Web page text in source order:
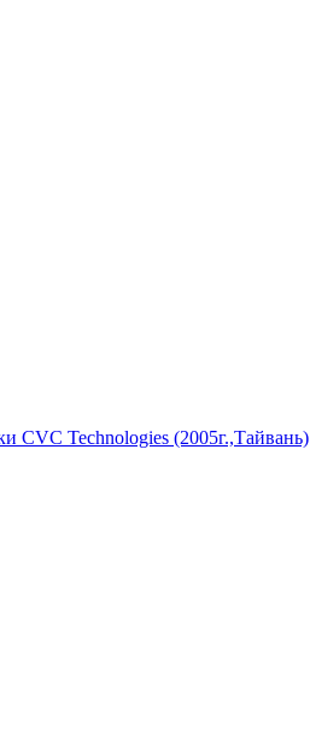
CVC Technologies (2005г.,Тайвань)